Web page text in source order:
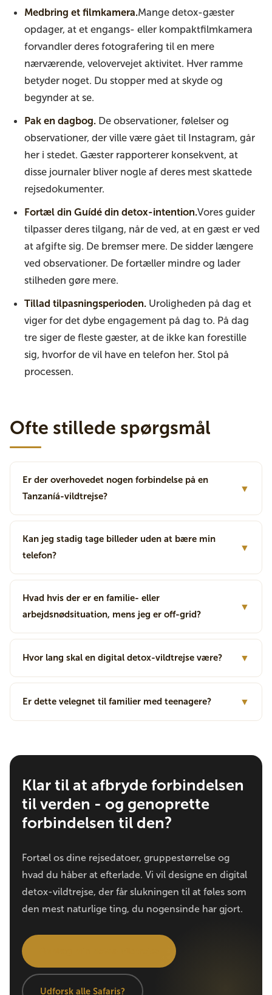
Medbring et filmkamera.Mange detox-gæster
opdager, at et engangs- eller kompaktfilmkamera
forvandler deres fotografering til en mere
nærværende, velovervejet aktivitet. Hver ramme
betyder noget. Du stopper med at skyde og
begynder at se.
Pak en dagbog. De observationer, følelser og
observationer, der ville være gået til Instagram, går
her i stedet. Gæster rapporterer konsekvent, at
disse journaler bliver nogle af deres mest skattede
rejsedokumenter.
Fortæl din Guídé din detox-intention.Vores guider
tilpasser deres tilgang, når de ved, at en gæst er ved
at afgifte sig. De bremser mere. De sidder længere
ved observationer. De fortæller mindre og lader
stilheden gøre mere.
Tillad tilpasningsperioden. Uroligheden på dag et
viger for det dybe engagement på dag to. På dag
tre siger de fleste gæster, at de ikke kan forestille
sig, hvorfor de vil have en telefon her. Stol på
processen.
Ofte stillede spørgsmål
Er der overhovedet nogen forbindelse på en
Tanzaníá-vildtrejse?
▼
Kan jeg stadig tage billeder uden at bære min
telefon?
▼
Hvad hvis der er en familie- eller
arbejdsnødsituation, mens jeg er off-grid?
▼
Hvor lang skal en digital detox-vildtrejse være? ▼
Er dette velegnet til familier med teenagere? ▼
Klar til at afbryde forbindelsen
til verden - og genoprette
forbindelsen til den?
Fortæl os dine rejsedatoer, gruppestørrelse og
hvad du håber at efterlade. Vi vil designe en digital
detox-vildtrejse, der får slukningen til at føles som
den mest naturlige ting, du nogensinde har gjort.
Udforsk alle Safaris?